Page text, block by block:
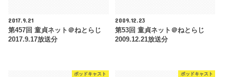
2017.9.21
第457回 童貞ネット＠ねとらじ
2017.9.17放送分
2009.12.23
第53回 童貞ネット＠ねとらじ
2009.12.21放送分
ポッドキャスト ポッドキャスト